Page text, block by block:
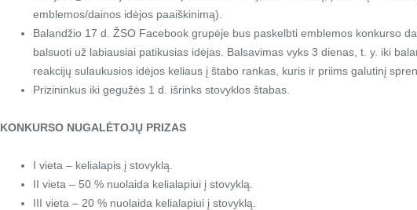
emblemos/dainos idėjos paaiškinimą).
Balandžio 17 d. ŽSO Facebook grupėje bus paskelbti emblemos konkurso
balsuoti už labiausiai patikusias idėjas. Balsavimas vyks 3 dienas, t. y. iki
reakcijų sulaukusios idėjos keliaus į štabo rankas, kuris ir priims galutinį
Prizininkus iki gegužės 1 d. išrinks stovyklos štabas.
KONKURSO NUGALĖTOJŲ PRIZAS
I vieta – kelialapis į stovyklą.
II vieta – 50 % nuolaida kelialapiui į stovyklą.
III vieta – 20 % nuolaida kelialapiui į stovyklą.